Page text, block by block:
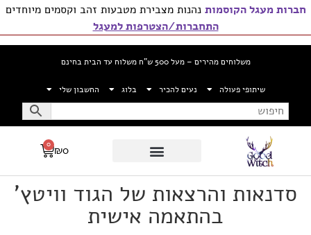
חברות מעגל הקוסמות נהנות מצבירת מטבעות זהב וקסמים מיוחדים
התחברות/הצטרפות למעגל
דילוג
משלוחים מהירים – מעל 500 ש”ח משלוח עד הבית בחינם
שיתופי פעולה נעים להכיר בלוג החשבון שלי
₪0
0
סדנאות והרצאות של הגוד וויטץ'
בהתאמה אישית